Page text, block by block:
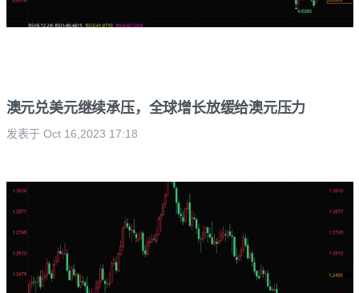
澳元兑美元继续承压，全球增长放缓给澳元压力
发表于 Oct 16,2023 17:18